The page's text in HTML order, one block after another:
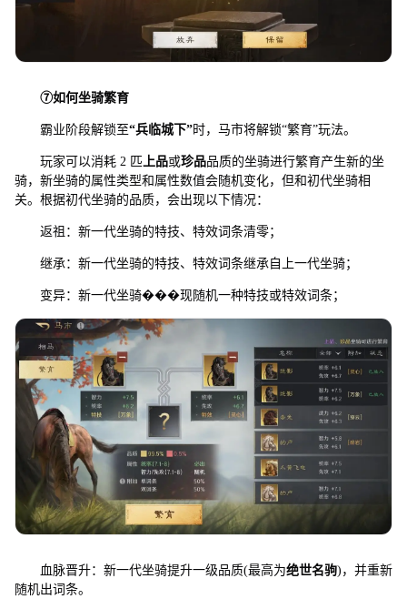
⑦如何坐骑繁育
霸业阶段解锁至“兵临城下”时，马市将解锁“繁育”玩法。
玩家可以消耗 2 匹 上品或珍品品质的坐骑进行繁育产生新的坐
骑，新坐骑的属性类型和属性数值会随机变化，但和初代坐骑相
关。根据初代坐骑的品质，会出现以下情况：
返祖：新一代坐骑的特技、特效词条清零；
继承：新一代坐骑的特技、特效词条继承自上一代坐骑；
变异：新一代坐骑���现随机一种特技或特效词条；
血脉晋升：新一代坐骑提升一级品质(最高为绝世名驹)，并重新
随机出词条。